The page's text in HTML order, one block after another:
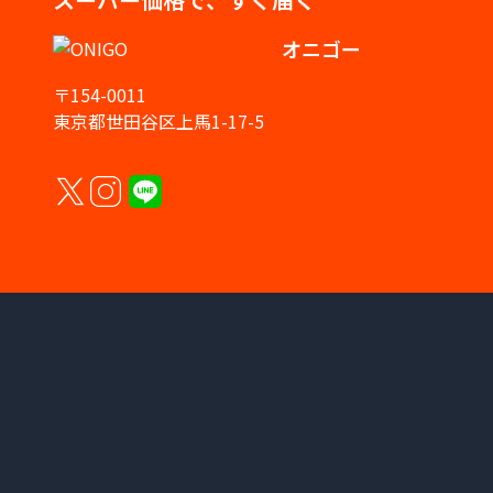
オニゴー
〒154-0011
東京都世田谷区上馬1-17-5